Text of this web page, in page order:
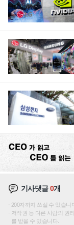
기사댓글0개
200자까지 쓰실 수 있습니
저작권 등 다른 사람의 권
를 받을 수 있습니다.